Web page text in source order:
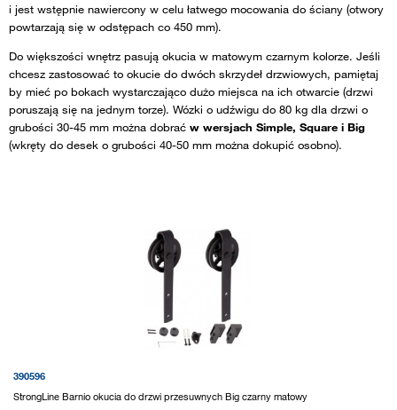
i jest wstępnie nawiercony w celu łatwego mocowania do ściany (otwory
powtarzają się w odstępach co 450 mm).
Do większości wnętrz pasują okucia w matowym czarnym kolorze. Jeśli
chcesz zastosować to okucie do dwóch skrzydeł drzwiowych, pamiętaj
by mieć po bokach wystarczająco dużo miejsca na ich otwarcie (drzwi
poruszają się na jednym torze). Wózki o udźwigu do 80 kg dla drzwi o
grubości 30-45 mm można dobrać w wersjach Simple, Square i Big
(wkręty do desek o grubości 40-50 mm można dokupić osobno).
390596
StrongLine Barnio okucia do drzwi przesuwnych Big czarny matowy